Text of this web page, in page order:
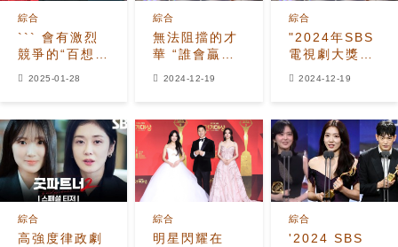
``` 會有激烈
競爭的“百想藝
綜合
2025-01-28
無法阻擋的才
華 “誰會贏得
綜合
2024-12-19
"2024年SBS
電視劇大獎大
綜合
2024-12-19
高強度律政劇
綜合
明星閃耀在
綜合
'2024 SBS
綜合